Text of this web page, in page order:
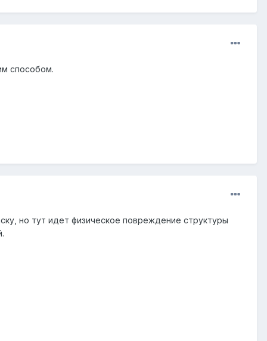
способом.
но тут идет физическое повреждение структуры